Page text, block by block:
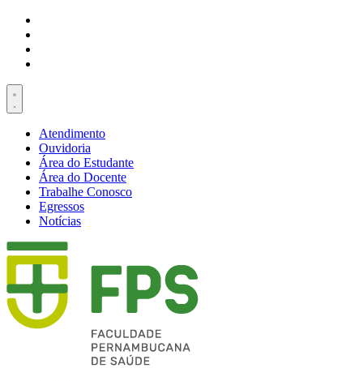
Atendimento
Ouvidoria
Área do Estudante
Área do Docente
Trabalhe Conosco
Egressos
Notícias